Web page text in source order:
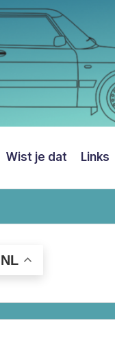
Wist je dat Links
NL